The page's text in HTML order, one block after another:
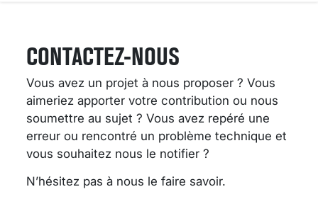
CONTACTEZ-NOUS
Vous avez un projet à nous proposer ? Vous
aimeriez apporter votre contribution ou nous
soumettre au sujet ? Vous avez repéré une
erreur ou rencontré un problème technique et
vous souhaitez nous le notifier ?
N’hésitez pas à nous le faire savoir.